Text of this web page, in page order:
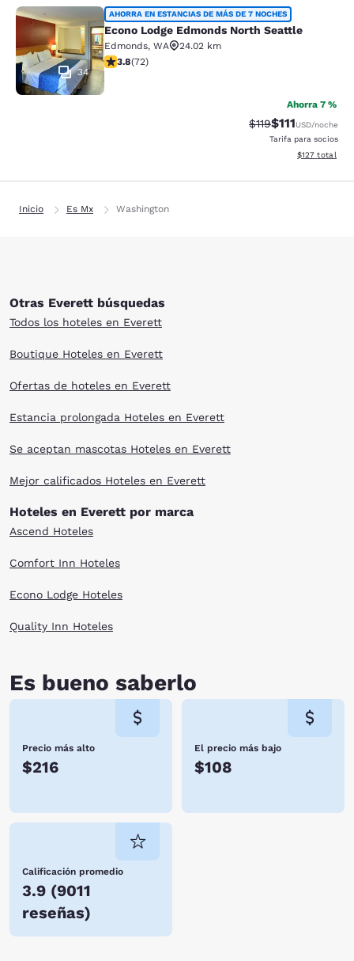
Econo Lodge Edmonds North
34
AHORRA EN ESTANCIAS DE MÁS DE 7 NOCHES
Econo Lodge Edmonds North Seattle
Edmonds, WA
24.02 km
calificación de 3.82 estrellas. Bueno. 72 reseñas
3.8(72)
Ahorra 7 %
Precio tachado:
$119Precio con
$111USD/noche
Tarifa para socios
Ver detalles
$127 total
Inicio Es Mx Washington
Otras Everett búsquedas
Todos los hoteles en Everett
Boutique Hoteles en Everett
Ofertas de hoteles en Everett
Estancia prolongada Hoteles en Everett
Se aceptan mascotas Hoteles en Everett
Mejor calificados Hoteles en Everett
Hoteles en Everett por marca
Ascend Hoteles
Comfort Inn Hoteles
Econo Lodge Hoteles
Quality Inn Hoteles
Es bueno saberlo
Precio más alto
$216
El precio más bajo
$108
Calificación promedio
3.9 (9011
reseñas)